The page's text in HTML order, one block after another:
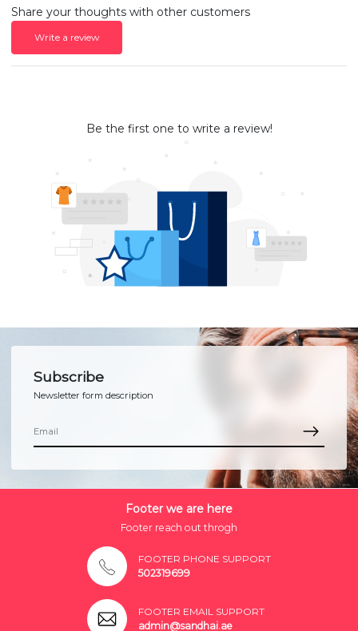
Share your thoughts with other customers
Write a review
Be the first one to write a review!
Subscribe
Newsletter form description
Footer we are here
Footer reach out throgh
FOOTER PHONE SUPPORT
502319699
FOOTER EMAIL SUPPORT
admin@sandhai.ae